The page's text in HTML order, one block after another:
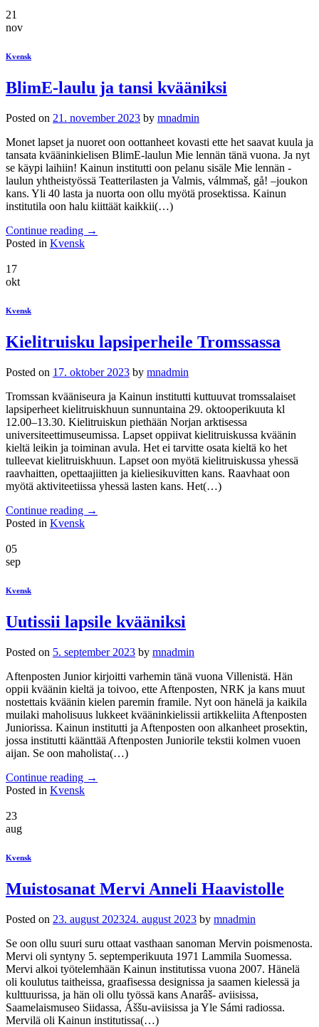
21
nov
Kvensk
BlimE-laulu ja tansi kvääniksi
Posted on 21. november 2023 by mnadmin
Monet lapset ja nuoret oon oottanheet kovasti ette het saavat kuula ja
tansata kvääninkielisen BlimE-laulun Mie lennän tänä vuona. Ja nyt
se käypi laihiin! Kainun institutti oon pelanu sisäle Mie lennän -
laulun yhtheistyössä Teatterilasten ja Valmis, válmmaš, gå! –joukon
kans. Yli 40 lasta ja nuorta oon ollu myötä prosektissa. Kainun
institutila oon halu kiittäät kaikkii(…)
Continue reading →
Posted in Kvensk
17
okt
Kvensk
Kielitruisku lapsiperheile Tromssassa
Posted on 17. oktober 2023 by mnadmin
Tromssan kvääniseura ja Kainun institutti kuttuuvat tromssalaiset
lapsiperheet kielitruiskhuun sunnuntaina 29. oktooperikuuta kl
12.00–13.30. Kielitruiskun piethään Norjan arktisessa
universiteettimuseumissa. Lapset oppiivat kielitruiskussa kväänin
kieltä leikin ja toiminan avula. Het ei tarvitte osata kieltä ko het
tulleevat kielitruiskhuun. Lapset oon myötä kielitruiskussa yhessä
raavhaitten, opettaajiitten ja kieliesikuvitten kans. Raavhaat oon
myötä aktiviteetiissa yhessä lasten kans. Het(…)
Continue reading →
Posted in Kvensk
05
sep
Kvensk
Uutissii lapsile kvääniksi
Posted on 5. september 2023 by mnadmin
Aftenposten Junior kirjoitti varhemin tänä vuona Villenistä. Hän
oppii kväänin kieltä ja toivoo, ette Aftenposten, NRK ja kans muut
nostettais kväänin kielen paremin framile. Nyt oon hänelä ja kaikila
muilaki maholisuus lukkeet kvääninkielissii artikkeliita Aftenposten
Juniorissa. Kainun institutti ja Aftenposten oon alkanheet prosektin,
jossa institutti käänttää Aftenposten Juniorile tekstii kolmen vuoen
aijan. Se oon maholista(…)
Continue reading →
Posted in Kvensk
23
aug
Kvensk
Muistosanat Mervi Anneli Haavistolle
Posted on 23. august 202324. august 2023 by mnadmin
Se oon ollu suuri suru ottaat vasthaan sanoman Mervin poismenosta.
Mervi oli syntyny 5. septemperikuuta 1971 Lammila Suomessa.
Mervi alkoi työtelemhään Kainun institutissa vuona 2007. Hänelä
oli koulutus taitheissa, graafisessa designissa ja saamen kielessä ja
kulttuurissa, ja hän oli ollu työssä kans Anarâš- aviisissa,
Saamelaismuseo Siidassa, Áššu-aviisissa ja Yle Sámi radiossa.
Mervilä oli Kainun institutissa(…)